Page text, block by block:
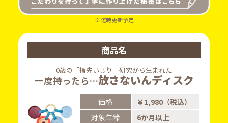
※随時更新予定
商品名
0歳の「指先いじり」研究から生まれた
一度持ったら…放さないんディスク
価格
￥1,980（税込）
対象年齢
6か月以上